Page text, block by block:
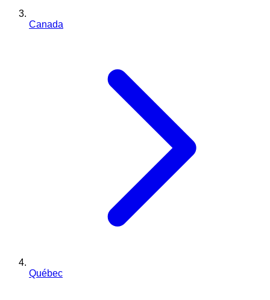
Canada
Québec